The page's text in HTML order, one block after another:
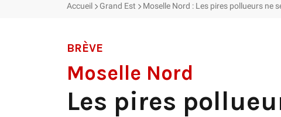
Accueil Grand Est Moselle Nord : Les pires pollueurs ne
BRÈVE
Moselle Nord
Les pires